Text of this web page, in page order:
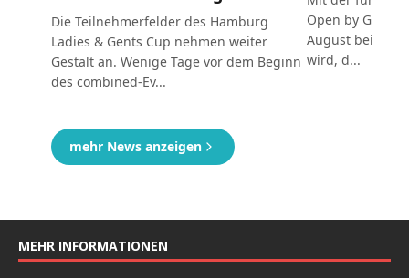
MEHR INFORMATIONEN